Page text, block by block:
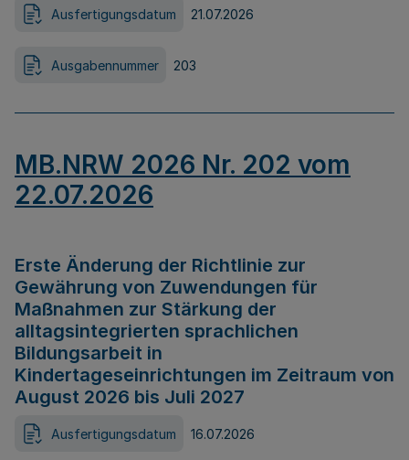
Ausfertigungsdatum 21.07.2026
Ausgabennummer 203
MB.NRW 2026 Nr. 202 vom
22.07.2026
Erste Änderung der Richtlinie zur
Gewährung von Zuwendungen für
Maßnahmen zur Stärkung der
alltagsintegrierten sprachlichen
Bildungsarbeit in
Kindertageseinrichtungen im Zeitraum von
August 2026 bis Juli 2027
Ausfertigungsdatum 16.07.2026